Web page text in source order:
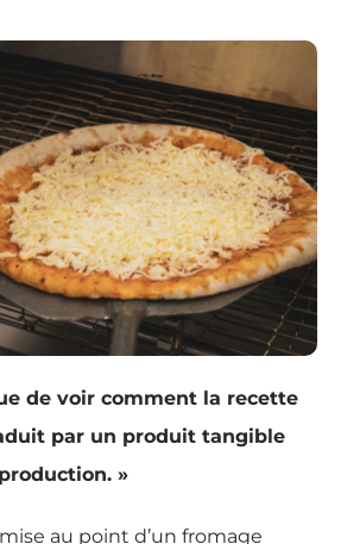
de voir comment la recette
par un produit tangible
»
au point d’un fromage